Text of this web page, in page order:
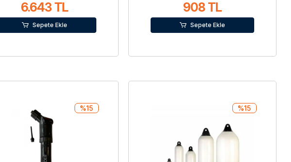
6.643 TL
Sepete Ekle
908 TL
Sepete Ekle
%15 %15